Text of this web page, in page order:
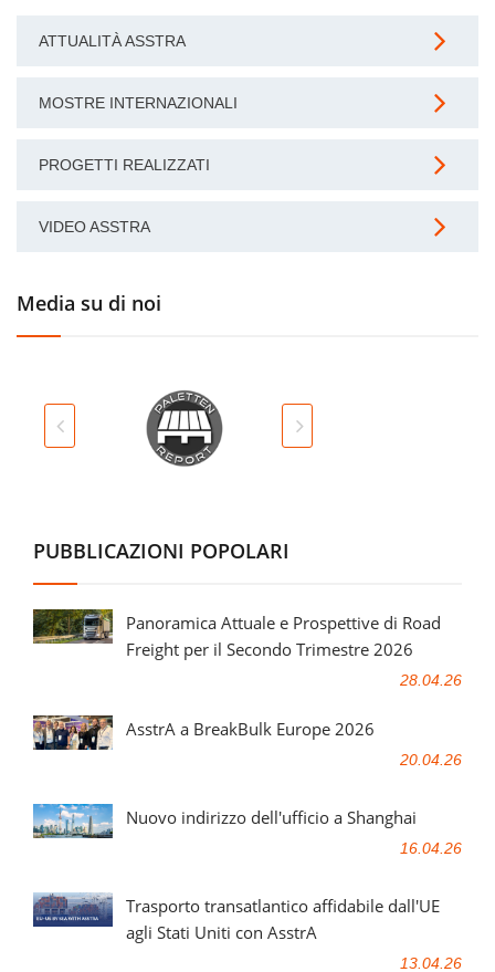
ATTUALITÀ ASSTRA
MOSTRE INTERNAZIONALI
PROGETTI REALIZZATI
VIDEO ASSTRA
Media su di noi
PUBBLICAZIONI POPOLARI
Panoramica Attuale e Prospettive di Road
Freight per il Secondo Trimestre 2026
28.04.26
AsstrA a BreakBulk Europe 2026
20.04.26
Nuovo indirizzo dell'ufficio a Shanghai
16.04.26
Trasporto transatlantico affidabile dall'UE
agli Stati Uniti con AsstrA
13.04.26